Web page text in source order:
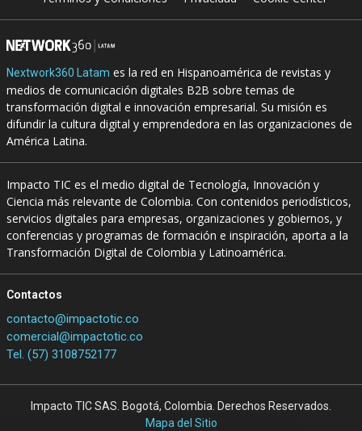
Nextwork360 Latam es la red en Hispanoamérica de revistas y
medios de comunicación digitales B2B sobre temas de
transformación digital e innovación empresarial. Su misión es
difundir la cultura digital y emprendedora en las organizaciones de
América Latina.
Impacto TIC es el medio digital de Tecnología, Innovación y
Ciencia más relevante de Colombia. Con contenidos periodísticos,
servicios digitales para empresas, organizaciones y gobiernos, y
conferencias y programas de formación e inspiración, aporta a la
Transformación Digital de Colombia y Latinoamérica.
Contactos
contacto@impactotic.co
comercial@impactotic.co
Tel. (57) 3108752177
Impacto TIC SAS. Bogotá, Colombia. Derechos Reservados.
Mapa del Sitio